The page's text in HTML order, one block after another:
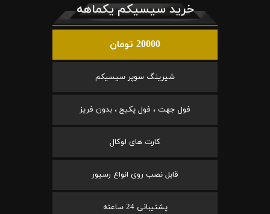
خرید سیسیکم یکماهه
20000 تومان
شیرینگ سوپر سیسیکم
فول جهت ، فول پکیج ، بدون فریز
کارت های لوکال
قابل نصب روی انواع رسیور
پشتیبانی 24 ساعته